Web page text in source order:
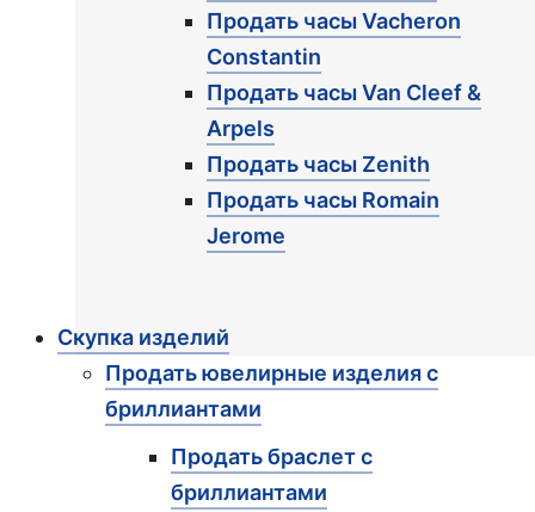
Продать часы Vacheron
Constantin
Продать часы Van Cleef &
Arpels
Продать часы Zenith
Продать часы Romain
Jerome
Скупка изделий
Продать ювелирные изделия с
бриллиантами
Продать браслет с
бриллиантами